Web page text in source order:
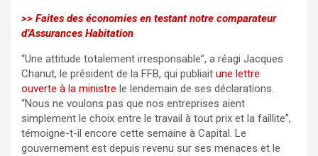
>> Faites des économies en testant notre comparateur
d’Assurances Habitation
“Une attitude totalement irresponsable”, a réagi Jacques
Chanut, le président de la FFB, qui publiait une lettre
ouverte à la ministre le lendemain de ses déclarations.
“Nous ne voulons pas que nos entreprises aient
simplement le choix entre le travail à tout prix et la faillite”,
témoigne-t-il encore cette semaine à Capital. Le
gouvernement est depuis revenu sur ses menaces et le